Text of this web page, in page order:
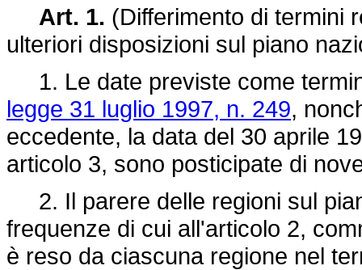
Art. 1. (Differimento di termini
ulteriori disposizioni sul piano
1. Le date previste come
legge 31 luglio 1997, n. 249,
eccedente, la data del 30 aprile
articolo 3, sono posticipate di
2. Il parere delle regioni sul
frequenze di cui all'articolo 2,
è reso da ciascuna regione nel